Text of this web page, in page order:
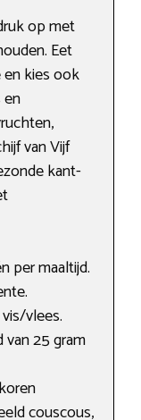
op met
Eet
kies ook
van Vijf
kant-
per maaltijd.
vlees.
van 25 gram
couscous,